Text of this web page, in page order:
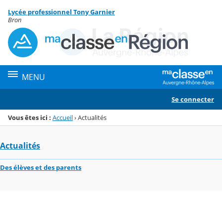
Menu de la rubrique
Contenu
Lycée professionnel Tony Garnier
Bron
MENU
Se connecter
Vous êtes ici : Accueil›Actualités
Actualités
Des élèves et des parents